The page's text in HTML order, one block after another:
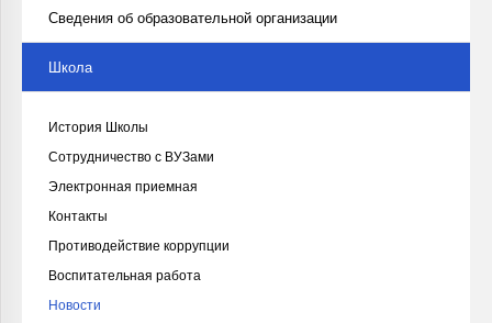
Сведения об образовательной организации
Школа
История Школы
Сотрудничество с ВУЗами
Электронная приемная
Контакты
Противодействие коррупции
Воспитательная работа
Новости